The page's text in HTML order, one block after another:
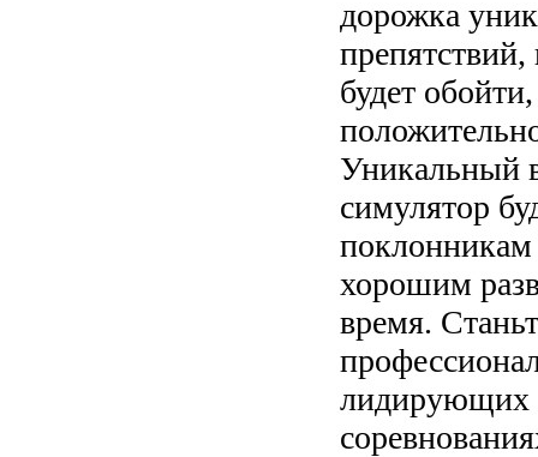
дорожка
будет
Уникальный
симулятор
поклонникам
хорошим
время.
лидирующих